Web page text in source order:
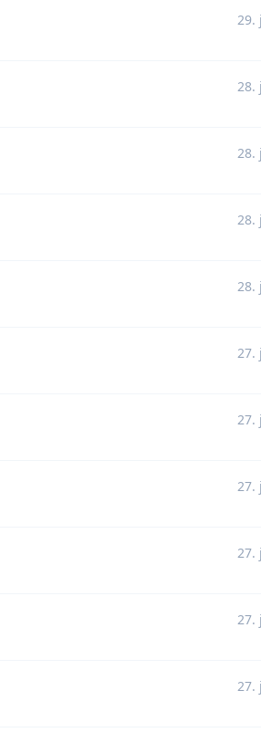
29.
28.
28.
28.
28.
27.
27.
27.
27.
27.
27.